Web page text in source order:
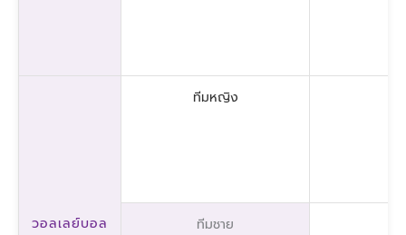
วอลเลย์บอล
ทีมหญิง
ทีมชาย